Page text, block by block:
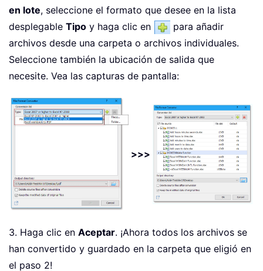
en lote, seleccione el formato que desee en la lista
desplegable Tipo y haga clic en
para añadir
archivos desde una carpeta o archivos individuales.
Seleccione también la ubicación de salida que
necesite. Vea las capturas de pantalla:
>>>
3. Haga clic en Aceptar. ¡Ahora todos los archivos se
han convertido y guardado en la carpeta que eligió en
el paso 2!